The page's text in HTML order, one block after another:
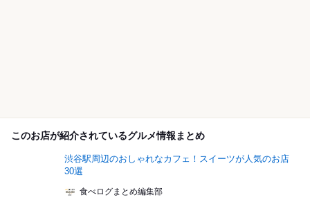
このお店が紹介されているグルメ情報まとめ
渋谷駅周辺のおしゃれなカフェ！スイーツが人気のお店
30選
食べログまとめ編集部